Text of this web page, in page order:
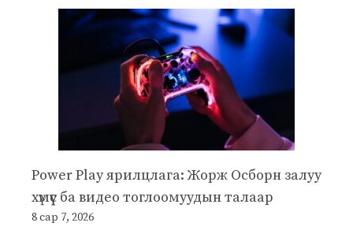
Power Play ярилцлага: Жорж Осборн залуу
хүмүүс ба видео тоглоомуудын талаар
8 сар 7, 2026